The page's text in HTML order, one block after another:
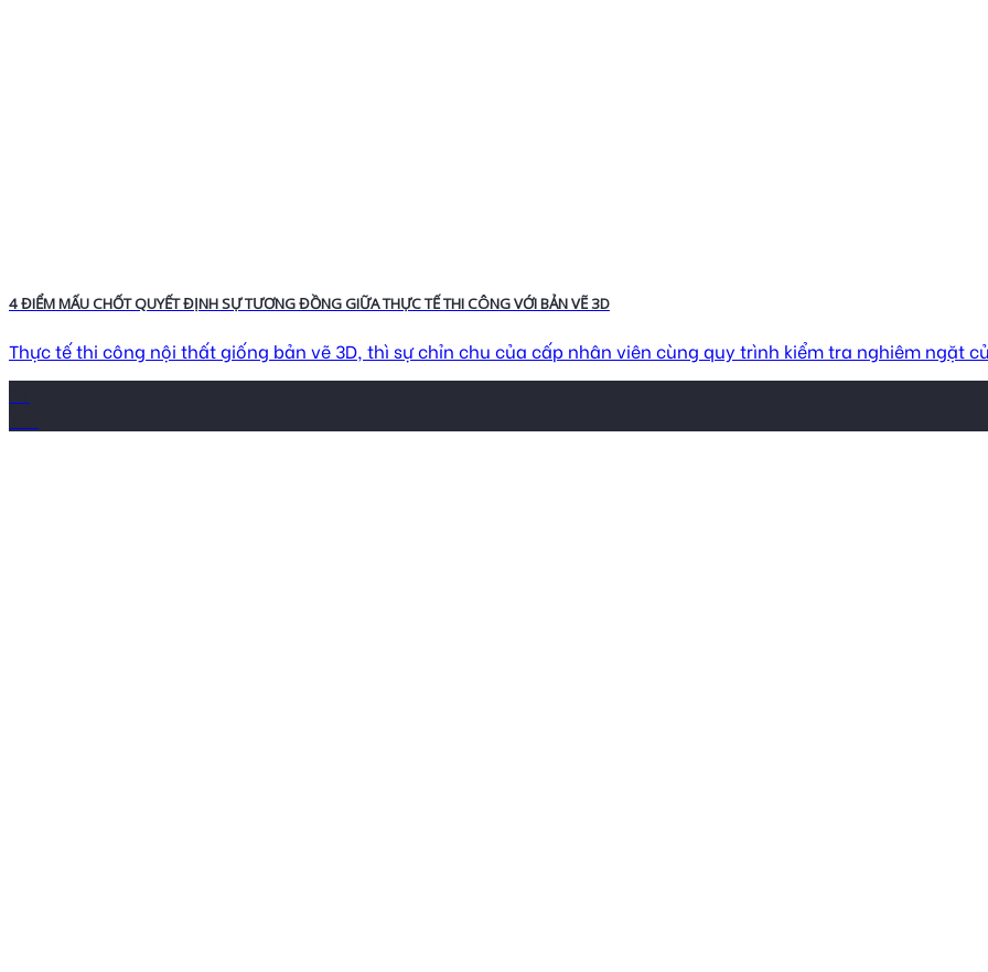
4 ĐIỂM MẤU CHỐT QUYẾT ĐỊNH SỰ TƯƠNG ĐỒNG GIỮA THỰC TẾ THI CÔNG VỚI BẢN VẼ 3D
Thực tế thi công nội thất giống bản vẽ 3D, thì sự chỉn chu của cấp nhân viên cùng quy trình kiểm tra nghiêm ngặt